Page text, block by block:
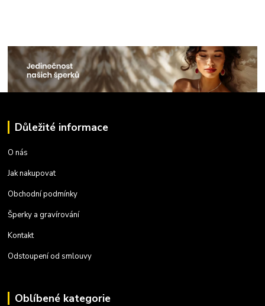
Důležité informace
O nás
Jak nakupovat
Obchodní podmínky
Šperky a gravírování
Kontakt
Odstoupení od smlouvy
Oblíbené kategorie